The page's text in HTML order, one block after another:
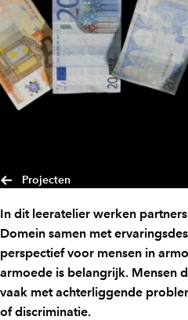
Projecten
In dit leeratelier werken
Domein samen met
perspectief voor mensen in
armoede is belangrijk. Mensen
vaak met achterliggende
of discriminatie.